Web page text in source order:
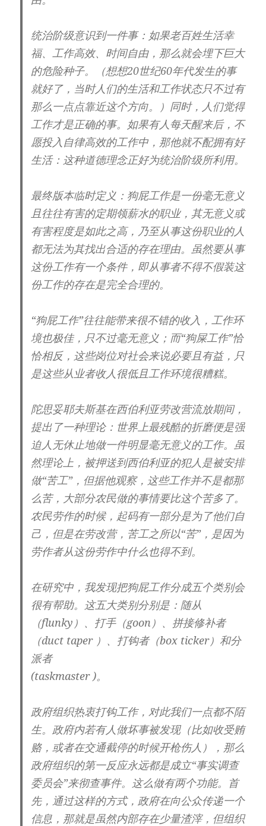
统治阶级意识到一件事：如果老百姓生活幸
福、工作高效、时间自由，那么就会埋下巨大
的危险种子。（想想20世纪60年代发生的事
就好了，当时人们的生活和工作状态只不过有
那么一点点靠近这个方向。）同时，人们觉得
工作才是正确的事。如果有人每天醒来后，不
愿投入自律高效的工作中，那他就不配拥有好
生活：这种道德理念正好为统治阶级所利用。
最终版本临时定义：狗屁工作是一份毫无意义
且往往有害的定期领薪水的职业，其无意义或
有害程度是如此之高，乃至从事这份职业的人
都无法为其找出合适的存在理由。虽然要从事
这份工作有一个条件，即从事者不得不假装这
份工作的存在是完全合理的。
“狗屁工作”往往能带来很不错的收入，工作环
境也极佳，只不过毫无意义；而“狗屎工作”恰
恰相反，这些岗位对社会来说必要且有益，只
是这些从业者收人很低且工作环境很糟糕。
陀思妥耶夫斯基在西伯利亚劳改营流放期间，
提出了一种理论：世界上最残酷的折磨便是强
迫人无休止地做一件明显毫无意义的工作。虽
然理论上，被押送到西伯利亚的犯人是被安排
做“苦工”，但据他观察，这些工作并不是都那
么苦，大部分农民做的事情要比这个苦多了。
农民劳作的时候，起码有一部分是为了他们自
己，但是在劳改营，苦工之所以“苦”，是因为
劳作者从这份劳作中什么也得不到。
在研究中，我发现把狗屁工作分成五个类别会
很有帮助。这五大类别分别是：随从
（flunky）、打手（goon）、拼接修补者
（duct taper ）、打钩者（box ticker）和分
派者
(taskmaster )。
政府组织热衷打钩工作，对此我们一点都不陌
生。政府内若有人做坏事被发现（比如收受贿
赂，或者在交通截停的时候开枪伤人），那么
政府组织的第一反应永远都是成立“事实调查
委员会”来彻查事件。这么做有两个功能。首
先，通过这样的方式，政府在向公众传递一个
信息，那就是虽然内部存在少量渣滓，但组织